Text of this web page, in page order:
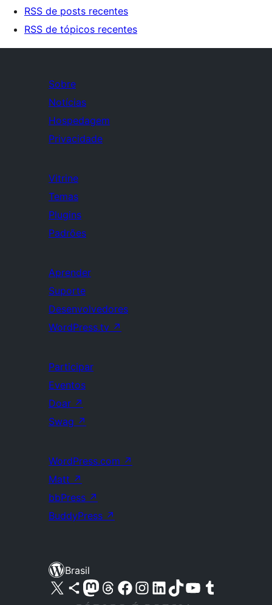
RSS de posts recentes
RSS de tópicos recentes
Sobre
Notícias
Hospedagem
Privacidade
Vitrine
Temas
Plugins
Padrões
Aprender
Suporte
Desenvolvedores
WordPress.tv ↗
Participar
Eventos
Doar ↗
Swag ↗
WordPress.com ↗
Matt ↗
bbPress ↗
BuddyPress ↗
Brasil
Acessar nossa conta do X (antigo Twitter)
Acessar nossa conta do Bluesky
Acessar nossa conta do Mastodon
Acessar nossa conta do Threads
Acessar nossa página do Facebook
Acessar nossa conta do Instagram
Acessar nossa conta do LinkedIn
Acessar nossa conta do TikTok
Acessar nosso canal do YouTube
Acessar nossa conta no Tumblr